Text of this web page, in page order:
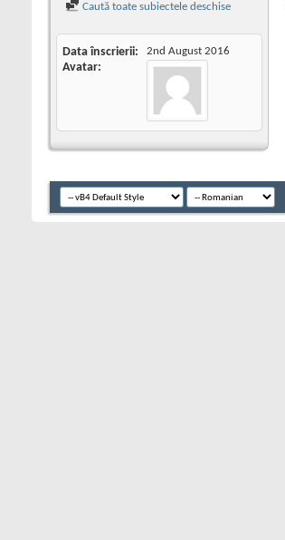
Caută toate subiectele deschise
Data înscrierii 2nd August 2016
Avatar